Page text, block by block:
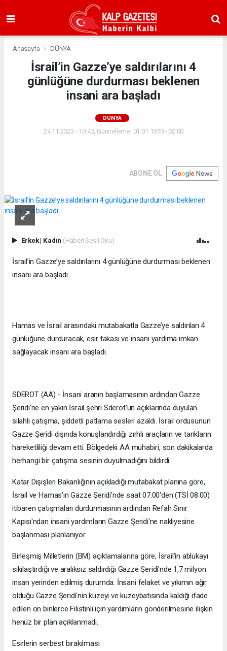
Anasayfa DÜNYA
İsrail’in Gazze’ye saldırılarını 4
günlüğüne durdurması beklenen
insani ara başladı
DÜNYA
24.11.2023 - 10:43, Güncelleme: 01.01.1970 - 02:00
ABONE OL
Erkek| Kadın (Haberi Sesli Oku)
İsrail’in Gazze’ye saldırılarını 4 günlüğüne durdurması beklenen
insani ara başladı
Hamas ve İsrail arasındaki mutabakatla Gazze’ye saldırıları 4
günlüğüne durduracak, esir takası ve insani yardıma imkan
sağlayacak insani ara başladı.
SDEROT (AA) - İnsani aranın başlamasının ardından Gazze
Şeridi'ne en yakın İsrail şehri Sderot'un açıklarında duyulan
silahlı çatışma, şiddetli patlama sesleri azaldı. İsrail ordusunun
Gazze Şeridi dışında konuşlandırdığı zırhlı araçların ve tankların
hareketliliği devam etti. Bölgedeki AA muhabiri, son dakikalarda
herhangi bir çatışma sesinin duyulmadığını bildirdi.
Katar Dışişleri Bakanlığının açıkladığı mutabakat planına göre,
İsrail ve Hamas'ın Gazze Şeridi'nde saat 07.00'den (TSİ 08.00)
itibaren çatışmaları durdurmasının ardından Refah Sınır
Kapısı'ndan insani yardımların Gazze Şeridi'ne nakliyesine
başlanması planlanıyor.
Birleşmiş Milletlerin (BM) açıklamalarına göre, İsrail'in ablukayı
sıkılaştırdığı ve aralıksız saldırdığı Gazze Şeridi'nde 1,7 milyon
insan yerinden edilmiş durumda. İnsani felaket ve yıkımın ağır
olduğu Gazze Şeridi'nin kuzeyi ve kuzeybatısında kaldığı ifade
edilen on binlerce Filistinli için yardımların gönderilmesine ilişkin
henüz bir plan açıklanmadı.
Esirlerin serbest bırakılması